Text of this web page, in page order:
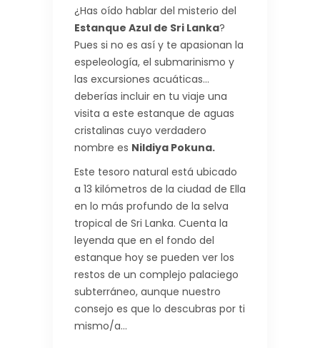
¿Has oído hablar del misterio del
Estanque Azul de Sri Lanka?
Pues si no es así y te apasionan la
espeleología, el submarinismo y
las excursiones acuáticas…
deberías incluir en tu viaje una
visita a este estanque de aguas
cristalinas cuyo verdadero
nombre es Nildiya Pokuna.
Este tesoro natural está ubicado
a 13 kilómetros de la ciudad de Ella
en lo más profundo de la selva
tropical de Sri Lanka. Cuenta la
leyenda que en el fondo del
estanque hoy se pueden ver los
restos de un complejo palaciego
subterráneo, aunque nuestro
consejo es que lo descubras por ti
mismo/a…